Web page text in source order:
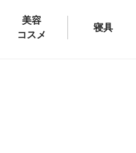
美容
コスメ
寝具